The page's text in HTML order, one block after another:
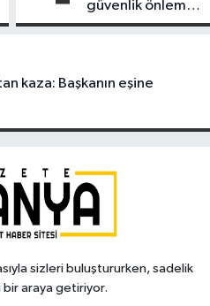
güvenlik önlemi
alındı
kaza: Başkanın eşine
sizleri buluştururken, sadelik
bir araya getiriyor.